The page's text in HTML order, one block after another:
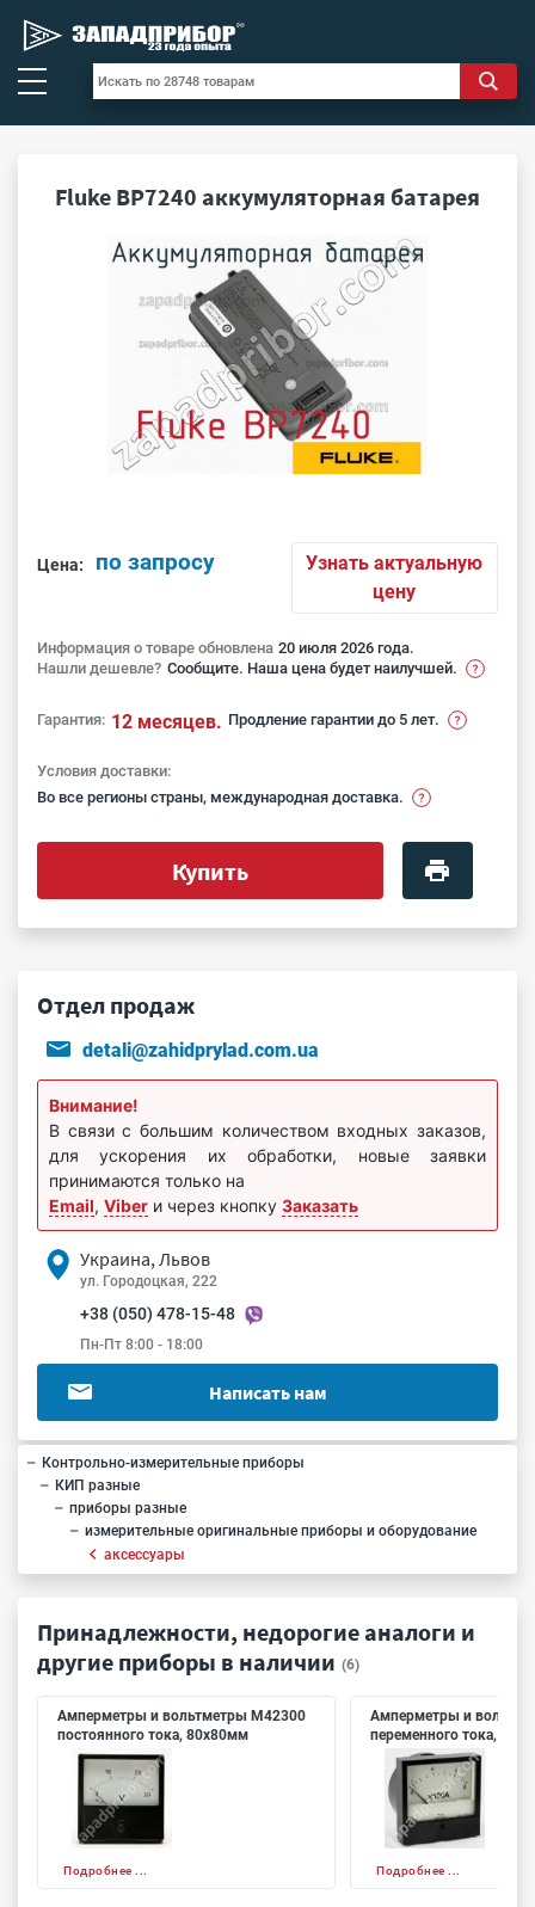
Fluke BP7240 аккумуляторная батарея
Цена: по запросу
Узнать актуальную
цену
Информация о товаре обновлена 20 июля 2026 года.
Нашли дешевле? Сообщите. Наша цена будет наилучшей.
Гарантия: 12 месяцев. Продление гарантии до 5 лет.
Условия доставки:
Во все регионы страны, международная доставка.
Купить
Отдел продаж
detali@zahidprylad.com.ua
Внимание!
В связи с большим количеством входных заказов,
для ускорения их обработки, новые заявки
принимаются только на
Email, Viber и через кнопку Заказать
Украина, Львов
ул. Городоцкая, 222
+38 (050) 478-15-48
Пн-Пт 8:00 - 18:00
Написать нам
Контрольно-измерительные приборы
КИП разные
приборы разные
измерительные оригинальные приборы и оборудование
аксессуары
Принадлежности, недорогие аналоги и
другие приборы в наличии (6)
Амперметры и вольтметры М42300
постоянного тока, 80х80мм
Подробнее ...
Амперметры и
переменного тока,
Подробнее ...